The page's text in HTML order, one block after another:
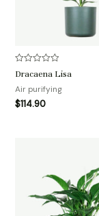
评
分
0
&sol;
5
Dracaena Lisa
Air purifying
$114.90